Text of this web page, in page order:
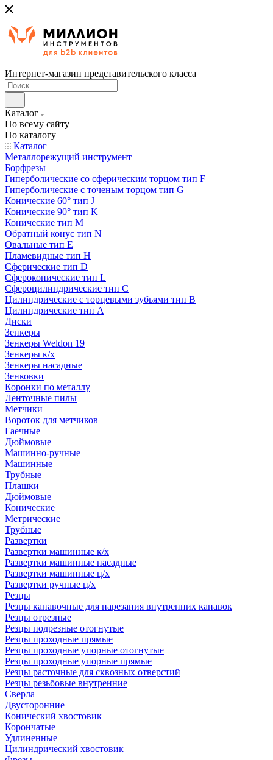
Интернет-магазин представительского класса
Каталог
По всему сайту
По каталогу
Каталог
Металлорежущий инструмент
Борфрезы
Гиперболические cо сферическим торцом тип F
Гиперболические с точеным торцом тип G
Конические 60° тип J
Конические 90° тип K
Конические тип M
Обратный конус тип N
Овальные тип E
Пламевидные тип H
Сферические тип D
Сфероконические тип L
Сфероцилиндрические тип C
Цилиндрические с торцевыми зубьями тип B
Цилиндрические тип А
Диски
Зенкеры
Зенкеры Weldon 19
Зенкеры к/х
Зенкеры насадные
Зенковки
Коронки по металлу
Ленточные пилы
Метчики
Вороток для метчиков
Гаечные
Дюймовые
Машинно-ручные
Машинные
Трубные
Плашки
Дюймовые
Конические
Метрические
Трубные
Развертки
Развертки машинные к/х
Развертки машинные насадные
Развертки машинные ц/х
Развертки ручные ц/х
Резцы
Резцы канавочные для нарезания внутренних канавок
Резцы отрезные
Резцы подрезные отогнутые
Резцы проходные прямые
Резцы проходные упорные отогнутые
Резцы проходные упорные прямые
Резцы расточные для сквозных отверстий
Резцы резьбовые внутренние
Сверла
Двусторонние
Конический хвостовик
Корончатые
Удлиненные
Цилиндрический хвостовик